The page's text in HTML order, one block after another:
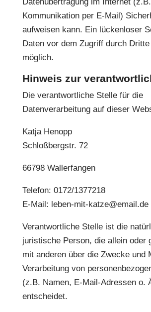
Kommunikation per E-Mail)
aufweisen kann. Ein lückenloser
Daten vor dem Zugriff durch
möglich.
Hinweis zur
Die verantwortliche Stelle für die
Datenverarbeitung auf dieser
Katja Henopp
Schloßbergstr. 72
66798 Wallerfangen
Telefon: 0172/1377218
E-Mail: leben-mit-katze@email.de
Verantwortliche Stelle ist die
juristische Person, die allein oder
mit anderen über die Zwecke und
Verarbeitung von
(z.B. Namen, E-Mail-Adressen o.
entscheidet.